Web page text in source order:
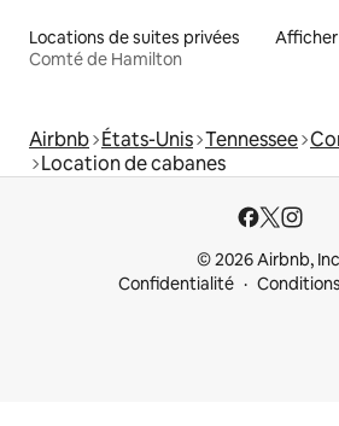
Locations de suites privées
Comté de Hamilton
Airbnb États-Unis Tennessee
Location de cabanes
© 2026 Airbnb,
Confidentialité